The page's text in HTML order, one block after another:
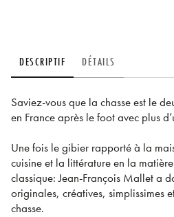
DESCRIPTIF DÉTAILS
Saviez-vous que la chasse est le
en France après le foot avec plus
Une fois le gibier rapporté à la
cuisine et la littérature en la
classique: Jean-François Mallet a
originales, créatives, simplissimes
chasse.